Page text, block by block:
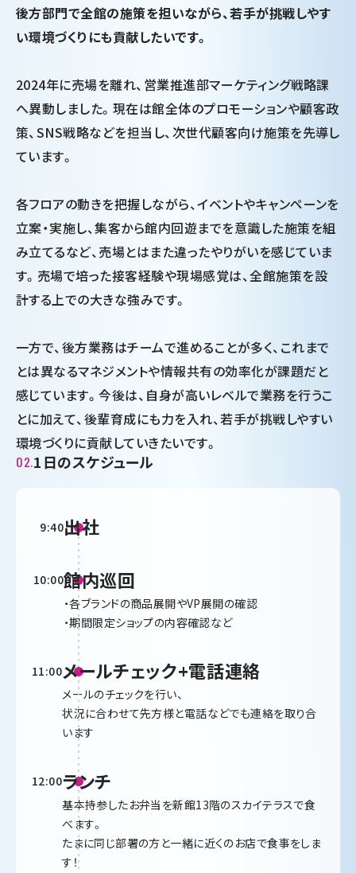
後方部門で全館の施策を担いながら、若手が挑戦しやす
い環境づくりにも貢献したいです。
2024年に売場を離れ、営業推進部マーケティング戦略課
へ異動しました。現在は館全体のプロモーションや顧客政
策、SNS戦略などを担当し、次世代顧客向け施策を先導し
ています。
各フロアの動きを把握しながら、イベントやキャンペーンを
立案・実施し、集客から館内回遊までを意識した施策を組
み立てるなど、売場とはまた違ったやりがいを感じていま
す。売場で培った接客経験や現場感覚は、全館施策を設
計する上での大きな強みです。
一方で、後方業務はチームで進めることが多く、これまで
とは異なるマネジメントや情報共有の効率化が課題だと
感じています。今後は、自身が高いレベルで業務を行うこ
とに加えて、後輩育成にも力を入れ、若手が挑戦しやすい
環境づくりに貢献していきたいです。
02.1日のスケジュール
9:40出社
10:00館内巡回
・各ブランドの商品展開やVP展開の確認
・期間限定ショップの内容確認など
11:00メールチェック+電話連絡
メールのチェックを行い、
状況に合わせて先方様と電話などでも連絡を取り合
います
12:00ランチ
基本持参したお弁当を新館13階のスカイテラスで食
べます。
たまに同じ部署の方と一緒に近くのお店で食事をしま
す！